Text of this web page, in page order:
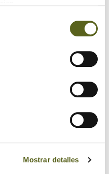
Mostrar detalles
bambú, la nueva